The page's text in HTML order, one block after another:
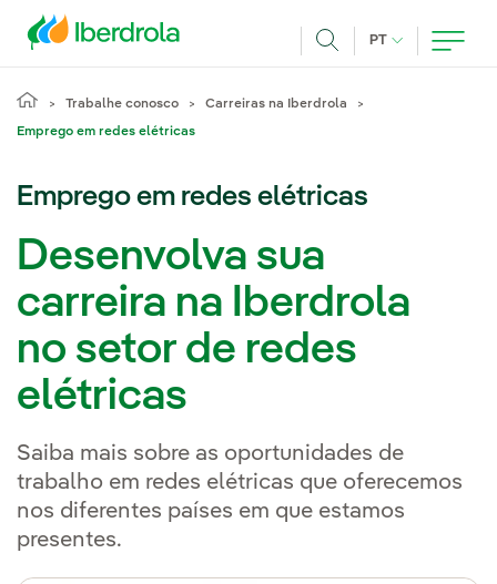
PT IDIOMA ATUAL,
Trabalhe conosco Carreiras na Iberdrola
Emprego em redes elétricas
Emprego em redes elétricas
Desenvolva sua
carreira na Iberdrola
no setor de redes
elétricas
Saiba mais sobre as oportunidades de
trabalho em redes elétricas que oferecemos
nos diferentes países em que estamos
presentes.